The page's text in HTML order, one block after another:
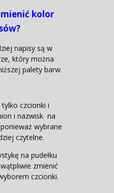
kolor
napisy są w
który można
palety barw.
czcionki i
i nazwisk na
wybrane
czytelne.
na pudełku
zmienić
czcionki.